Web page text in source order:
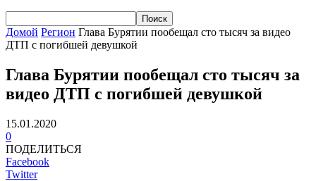
Домой Регион Глава Бурятии пообещал сто тысяч за видео
ДТП с погибшей девушкой
Глава Бурятии пообещал сто тысяч за
видео ДТП с погибшей девушкой
15.01.2020
0
ПОДЕЛИТЬСЯ
Facebook
Twitter